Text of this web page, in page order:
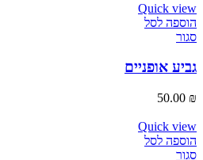
Quick view
הוספה לסל
סגור
גביע אופניים
50.00 ₪
Quick view
הוספה לסל
סגור